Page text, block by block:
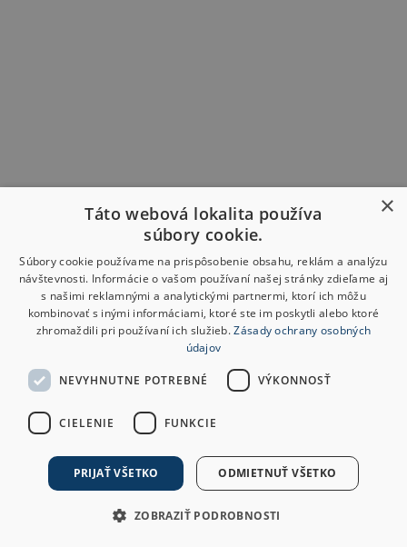
×
Táto webová lokalita používa
súbory cookie.
Súbory cookie používame na prispôsobenie obsahu, reklám a analýzu
návštevnosti. Informácie o vašom používaní našej stránky zdieľame aj
s našimi reklamnými a analytickými partnermi, ktorí ich môžu
kombinovať s inými informáciami, ktoré ste im poskytli alebo ktoré
zhromaždili pri používaní ich služieb.Zásady ochrany osobných
údajov
NEVYHNUTNE POTREBNÉ VÝKONNOSŤ
CIELENIE FUNKCIE
PRIJAŤ VŠETKO ODMIETNUŤ VŠETKO
ZOBRAZIŤ PODROBNOSTI